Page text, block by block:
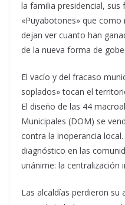
la familia presidencial,
«Puyabotones» que
dejan ver cuanto han
de la nueva forma de
El vacío y del fracaso
soplados» tocan el
El diseño de las 44
Municipales (DOM) se
contra la inoperancia
diagnóstico en las
unánime: la centralización
Las alcaldías perdieron